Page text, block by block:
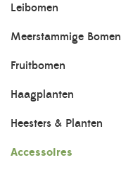
Leibomen
Meerstammige Bomen
Fruitbomen
Haagplanten
Heesters & Planten
Accessoires